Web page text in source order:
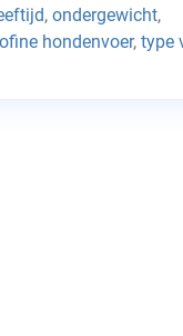
, ondergewicht,
hondenvoer, type